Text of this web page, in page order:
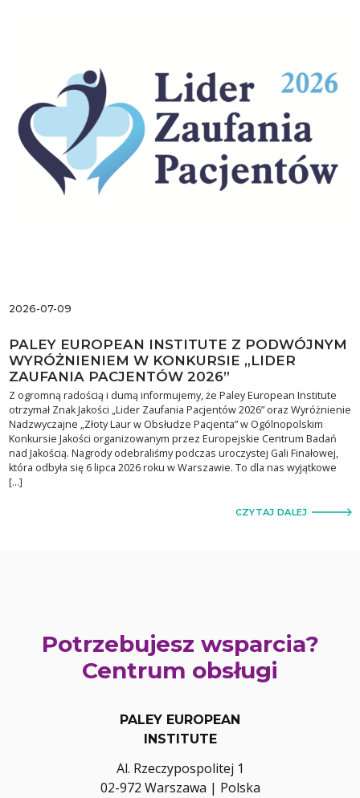
2026-07-09
PALEY EUROPEAN INSTITUTE Z PODWÓJNYM
WYRÓŻNIENIEM W KONKURSIE „LIDER
ZAUFANIA PACJENTÓW 2026”
Z ogromną radością i dumą informujemy, że Paley European Institute
otrzymał Znak Jakości „Lider Zaufania Pacjentów 2026” oraz Wyróżnienie
Nadzwyczajne „Złoty Laur w Obsłudze Pacjenta” w Ogólnopolskim
Konkursie Jakości organizowanym przez Europejskie Centrum Badań
nad Jakością. Nagrody odebraliśmy podczas uroczystej Gali Finałowej,
która odbyła się 6 lipca 2026 roku w Warszawie. To dla nas wyjątkowe
[…]
CZYTAJ DALEJ
Potrzebujesz wsparcia?
Centrum obsługi
PALEY EUROPEAN
INSTITUTE
Al. Rzeczypospolitej 1
02-972 Warszawa | Polska